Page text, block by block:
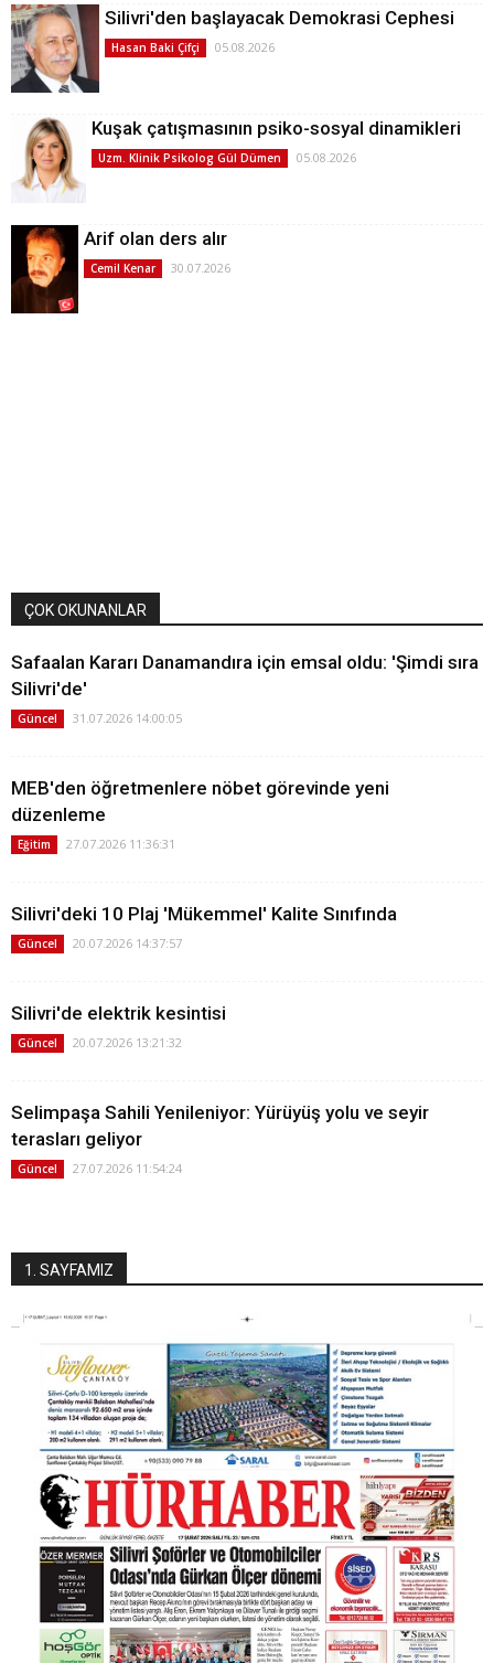
Silivri'den başlayacak Demokrasi Cephesi
Hasan Baki Çifçi 05.08.2026
Kuşak çatışmasının psiko-sosyal dinamikleri
Uzm. Klinik Psikolog Gül Dümen 05.08.2026
Arif olan ders alır
Cemil Kenar 30.07.2026
ÇOK OKUNANLAR
Safaalan Kararı Danamandıra için emsal oldu: 'Şimdi sıra
Silivri'de'
Güncel 31.07.2026 14:00:05
MEB'den öğretmenlere nöbet görevinde yeni
düzenleme
Eğitim 27.07.2026 11:36:31
Silivri'deki 10 Plaj 'Mükemmel' Kalite Sınıfında
Güncel 20.07.2026 14:37:57
Silivri'de elektrik kesintisi
Güncel 20.07.2026 13:21:32
Selimpaşa Sahili Yenileniyor: Yürüyüş yolu ve seyir
terasları geliyor
Güncel 27.07.2026 11:54:24
1. SAYFAMIZ